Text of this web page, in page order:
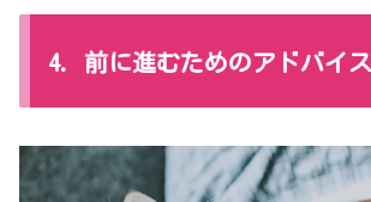
4. 前に進むためのアドバイス